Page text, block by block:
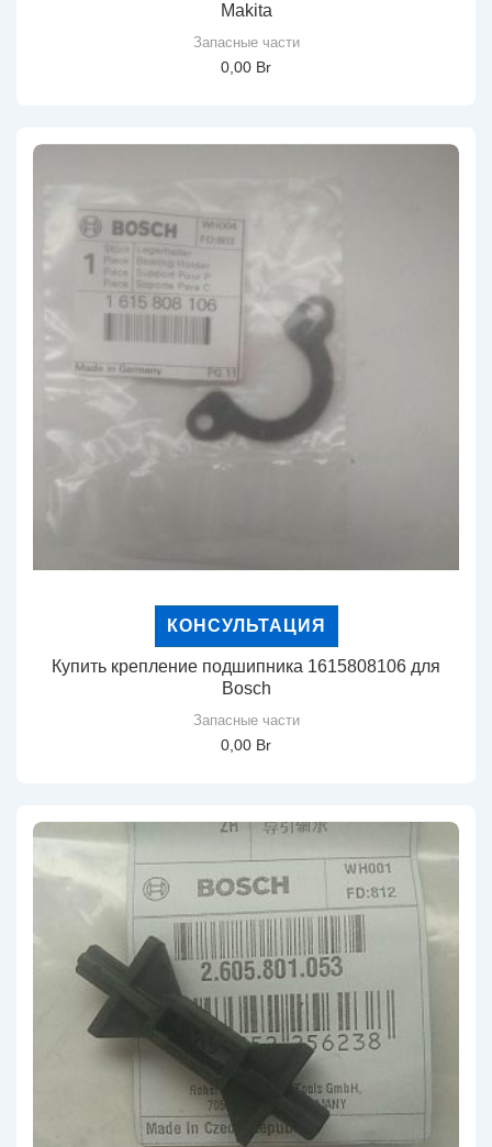
Makita
Запасные части
0,00 Br
КОНСУЛЬТАЦИЯ
Купить крепление подшипника 1615808106 для
Bosch
Запасные части
0,00 Br